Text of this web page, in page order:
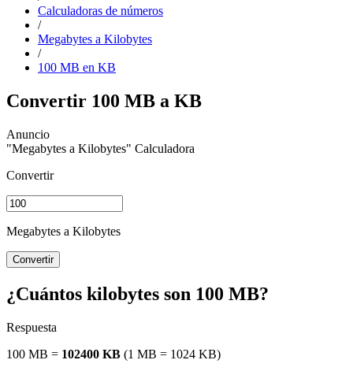
Calculadoras de números
/
Megabytes a Kilobytes
/
100 MB en KB
Convertir 100 MB a KB
"Megabytes a Kilobytes" Calculadora
Convertir
Megabytes a Kilobytes
Convertir
¿Cuántos kilobytes son 100 MB?
Respuesta
100 MB = 102400 KB (1 MB = 1024 KB)